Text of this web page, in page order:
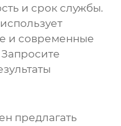
и срок службы.
использует
и современные
предлагать